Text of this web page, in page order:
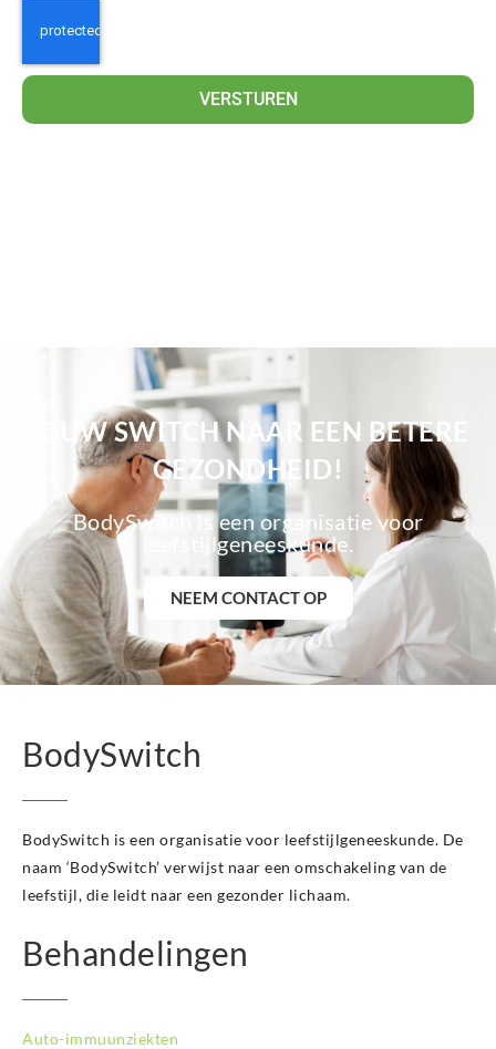
VERSTUREN
JOUW SWITCH NAAR EEN BETERE
GEZONDHEID!
BodySwitch is een organisatie voor
leefstijlgeneeskunde.
NEEM CONTACT OP
BodySwitch
BodySwitch is een organisatie voor leefstijlgeneeskunde. De
naam ‘BodySwitch’ verwijst naar een omschakeling van de
leefstijl, die leidt naar een gezonder lichaam.
Behandelingen
Auto-immuunziekten